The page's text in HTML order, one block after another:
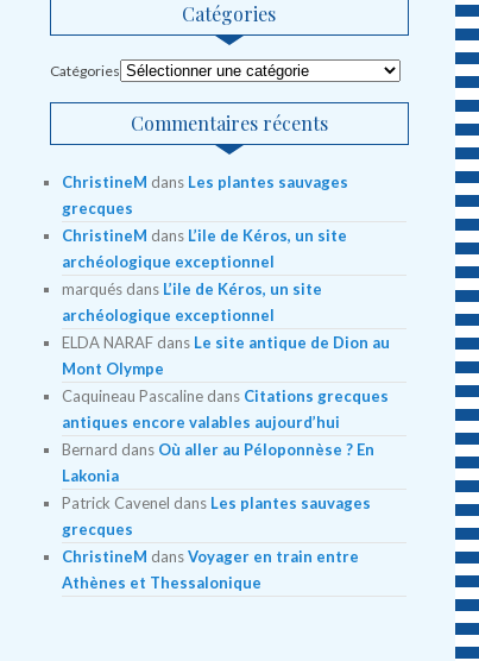
Catégories
Catégories
Commentaires récents
ChristineM dans Les plantes sauvages
grecques
ChristineM dans L’ile de Kéros, un site
archéologique exceptionnel
marquésdans L’ile de Kéros, un site
archéologique exceptionnel
ELDA NARAFdans Le site antique de Dion au
Mont Olympe
Caquineau Pascalinedans Citations grecques
antiques encore valables aujourd’hui
Bernard dans Où aller au Péloponnèse ? En
Lakonia
Patrick Cavenel dans Les plantes sauvages
grecques
ChristineM dansVoyager en train entre
Athènes et Thessalonique